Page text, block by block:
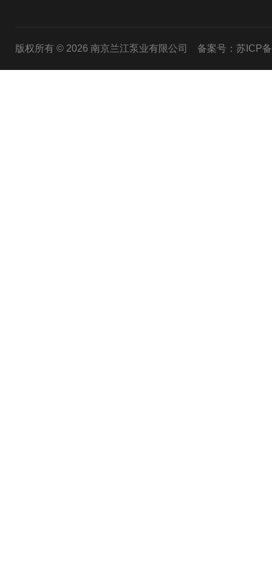
版权所有 © 2026 南京兰江泵业有限公司 备案号：苏ICP